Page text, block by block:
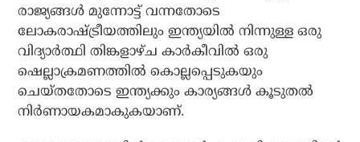
രാജ്യങ്ങള്‍ മുന്നോട്ട് വന്നതോടെ
ലോകരാഷ്ട്രീയത്തിലും ഇന്ത്യയില്‍ നിന്നുള്ള ഒരു
വിദ്യാര്‍ത്ഥി തിങ്കളാഴ്ച കാര്‍കീവില്‍ ഒരു
ഷെല്ലാക്രമണത്തില്‍ കൊല്ലപ്പെടുകയും
ചെയ്തതോടെ ഇന്ത്യക്കും കാര്യങ്ങള്‍ കൂടുതല്‍
നിര്‍ണായകമാകുകയാണ്.